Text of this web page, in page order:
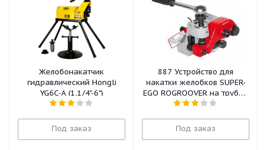
Желобонакатчик
гидравлический Hongli
YG6C-A (1.1/4"-6")
Под заказ
887 Устройство для
накатки желобков SUPER-
EGO ROGROOVER на трубах
2"-6" на станках SUPER-EGO
Под заказ